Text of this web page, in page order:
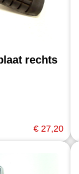
rechts
€ 27,20